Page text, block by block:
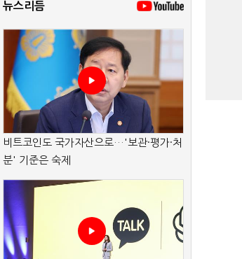
뉴스리듬
비트코인도 국가자산으로…'보관·평가·처
분' 기준은 숙제